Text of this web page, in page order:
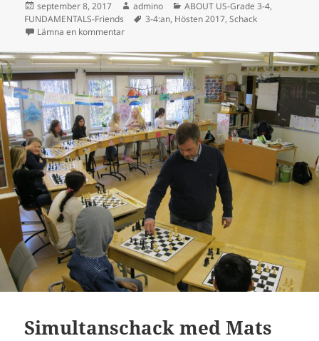
Postat
september 8, 2017 Författare
admino Kategorier
ABOUT US-Grade 3-4,
FUNDAMENTALS-Friends
Taggar
3-4:an, Hösten 2017,Schack
Lämna en kommentartill Två ”skolmorfar” som spelar schack med oss!
Simultanschack med Mats